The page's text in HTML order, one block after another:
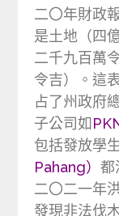
二〇年財政
是土地（四
二千九百萬
令吉）。這
占了州政府
子公司如
包括發放學
Pahang）都
二〇二一年
發現非法伐